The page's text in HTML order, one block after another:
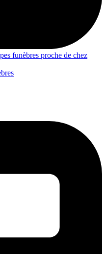
funèbres proche de chez